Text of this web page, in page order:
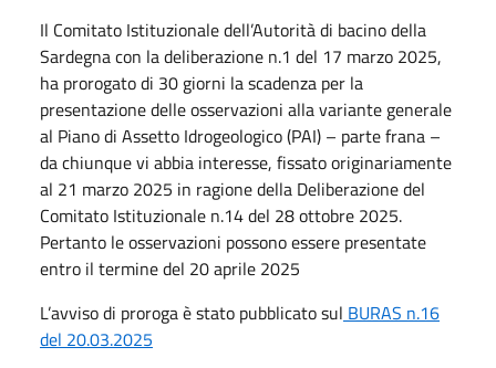
Il Comitato Istituzionale dell’Autorità di bacino della
Sardegna con la deliberazione n.1 del 17 marzo 2025,
ha prorogato di 30 giorni la scadenza per la
presentazione delle osservazioni alla variante generale
al Piano di Assetto Idrogeologico (PAI) – parte frana –
da chiunque vi abbia interesse, fissato originariamente
al 21 marzo 2025 in ragione della Deliberazione del
Comitato Istituzionale n.14 del 28 ottobre 2025.
Pertanto le osservazioni possono essere presentate
entro il termine del 20 aprile 2025
L’avviso di proroga è stato pubblicato sul BURAS n.16
del 20.03.2025